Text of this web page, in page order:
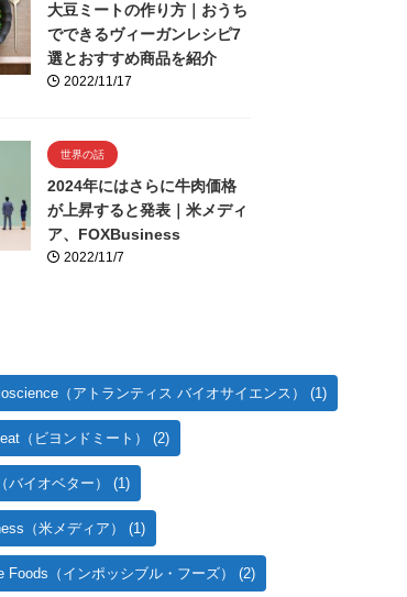
大豆ミートの作り方｜おうち
でできるヴィーガンレシピ7
選とおすすめ商品を紹介
2022/11/17
世界の話
2024年にはさらに牛肉価格
が上昇すると発表｜米メディ
ア、FOXBusiness
2022/11/7
（アトランティス バイオサイエンス） (1)
（ビヨンドミート） (2)
バイオベター） (1)
（米メディア） (1)
Foods（インポッシブル・フーズ） (2)